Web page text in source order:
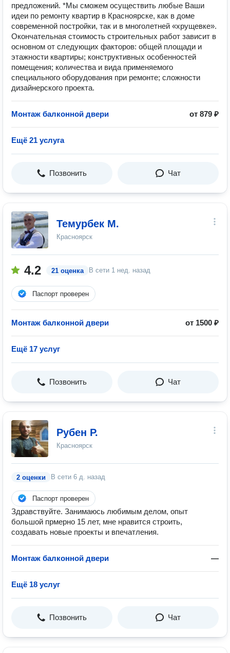
предложений. *Мы сможем осуществить любые Ваши
идеи по ремонту квартир в Красноярске, как в доме
современной постройки, так и в многолетней «хрущевке».
Окончательная стоимость строительных работ зависит в
основном от следующих факторов: общей площади и
этажности квартиры; конструктивных особенностей
помещения; количества и вида применяемого
специального оборудования при ремонте; сложности
дизайнерского проекта.
Монтаж балконной двери от 879 ₽
Ещё 21 услуга
Позвонить Чат
Темурбек М.
Красноярск
4.2 21 оценка В сети 1 нед. назад
Паспорт проверен
Монтаж балконной двери от 1500 ₽
Ещё 17 услуг
Позвонить Чат
Рубен Р.
Красноярск
2 оценки В сети 6 д. назад
Паспорт проверен
Здравствуйте. Занимаюсь любимым делом, опыт
большой прмерно 15 лет, мне нравится строить,
создавать новые проекты и впечатления.
Монтаж балконной двери —
Ещё 18 услуг
Позвонить Чат